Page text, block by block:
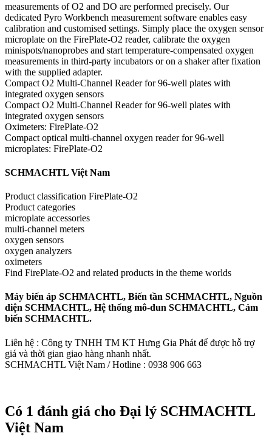
measurements of O2 and DO are performed precisely. Our
dedicated Pyro Workbench measurement software enables easy
calibration and customised settings. Simply place the oxygen sensor
microplate on the FirePlate-O2 reader, calibrate the oxygen
minispots/nanoprobes and start temperature-compensated oxygen
measurements in third-party incubators or on a shaker after fixation
with the supplied adapter.
Compact O2 Multi-Channel Reader for 96-well plates with
integrated oxygen sensors
Compact O2 Multi-Channel Reader for 96-well plates with
integrated oxygen sensors
Oximeters: FirePlate-O2
Compact optical multi-channel oxygen reader for 96-well
microplates: FirePlate-O2
SCHMACHTL Việt Nam
Product classification FirePlate-O2
Product categories
microplate accessories
multi-channel meters
oxygen sensors
oxygen analyzers
oximeters
Find FirePlate-O2 and related products in the theme worlds
Máy biến áp SCHMACHTL, Biến tần SCHMACHTL, Nguồn
điện SCHMACHTL, Hệ thống mô-đun SCHMACHTL, Cảm
biến SCHMACHTL.
Liên hệ : Công ty TNHH TM KT Hưng Gia Phát để được hỗ trợ
giá và thời gian giao hàng nhanh nhất.
SCHMACHTL Việt Nam / Hotline : 0938 906 663
Có 1 đánh giá cho Đại lý SCHMACHTL
Việt Nam